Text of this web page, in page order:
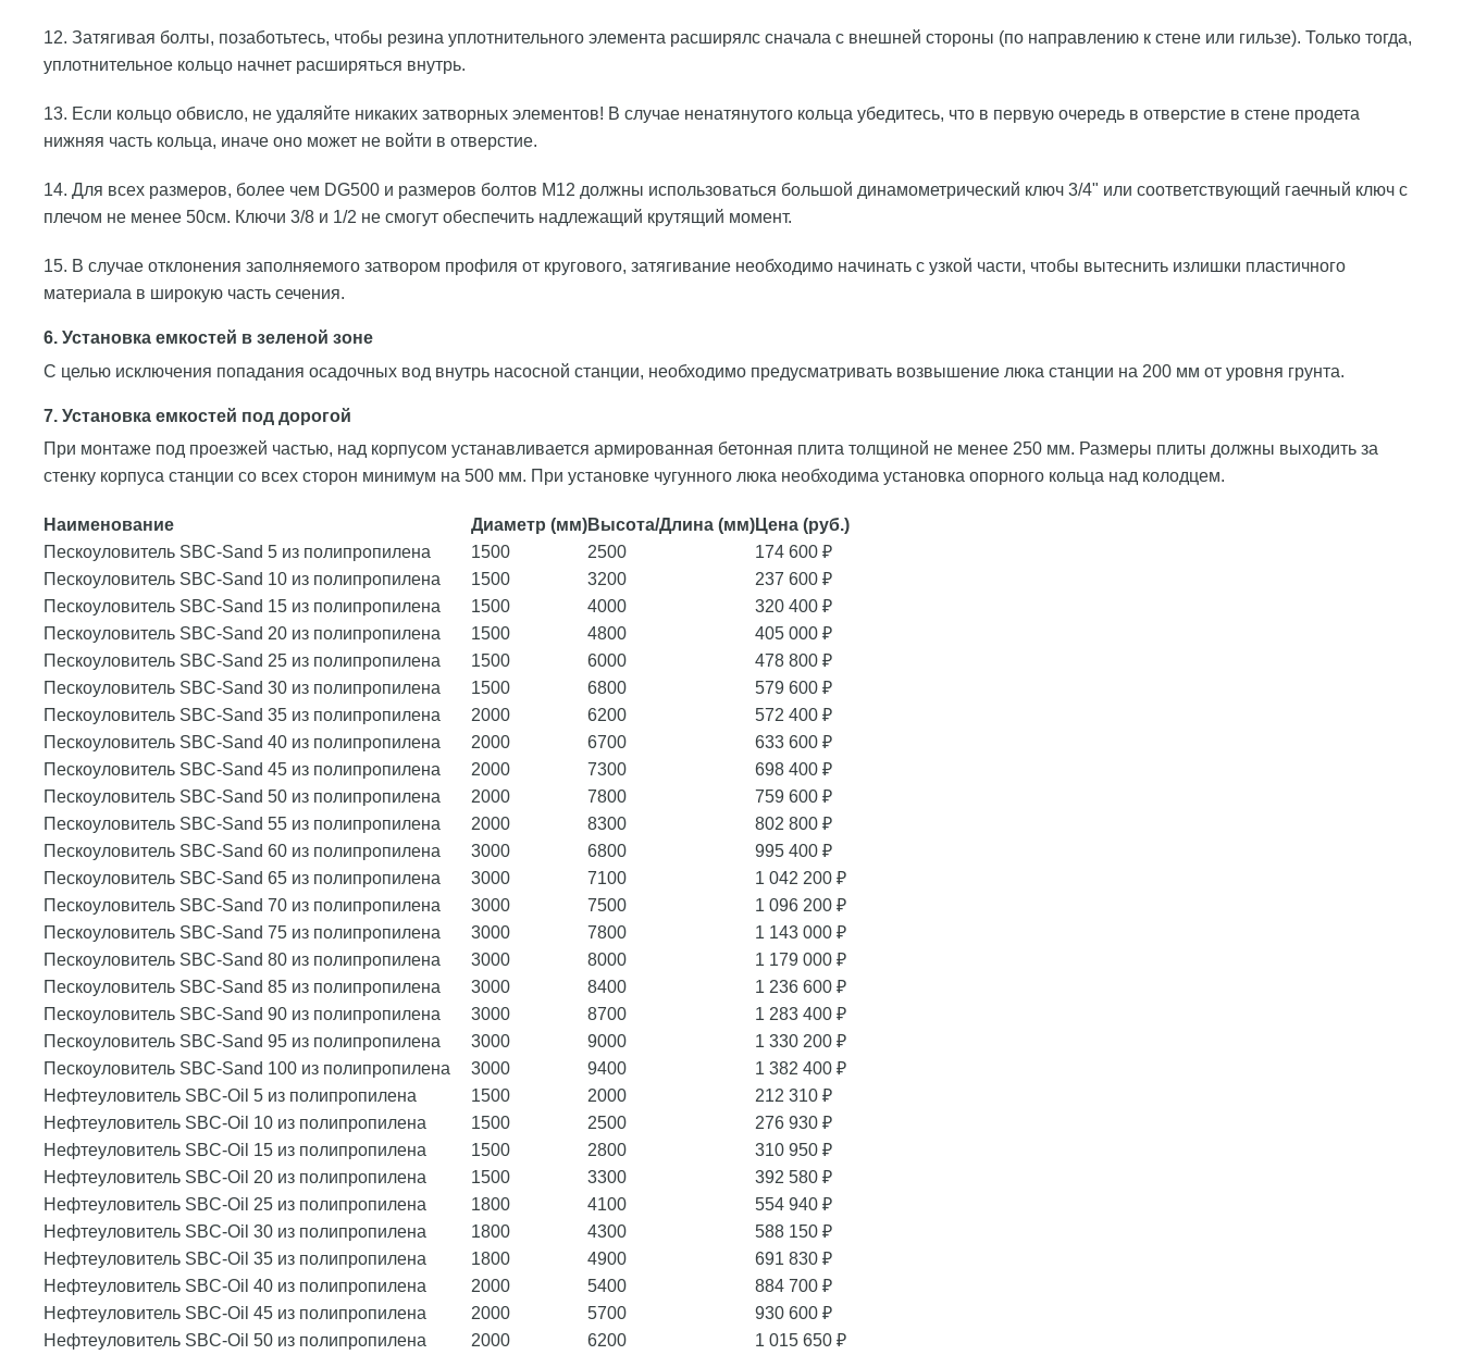
12. Затягивая болты, позаботьтесь, чтобы резина уплотнительного элемента расширялс сначала с внешней стороны (по направлению к стене или гильзе). Только тогда,
уплотнительное кольцо начнет расширяться внутрь.
13. Если кольцо обвисло, не удаляйте никаких затворных элементов! В случае ненатянутого кольца убедитесь, что в первую очередь в отверстие в стене продета
нижняя часть кольца, иначе оно может не войти в отверстие.
14. Для всех размеров, более чем DG500 и размеров болтов М12 должны использоваться большой динамометрический ключ 3/4" или соответствующий гаечный ключ с
плечом не менее 50см. Ключи 3/8 и 1/2 не смогут обеспечить надлежащий крутящий момент.
15. В случае отклонения заполняемого затвором профиля от кругового, затягивание необходимо начинать с узкой части, чтобы вытеснить излишки пластичного
материала в широкую часть сечения.
6. Установка емкостей в зеленой зоне
С целью исключения попадания осадочных вод внутрь насосной станции, необходимо предусматривать возвышение люка станции на 200 мм от уровня грунта.
7. Установка емкостей под дорогой
При монтаже под проезжей частью, над корпусом устанавливается армированная бетонная плита толщиной не менее 250 мм. Размеры плиты должны выходить за
стенку корпуса станции со всех сторон минимум на 500 мм. При установке чугунного люка необходима установка опорного кольца над колодцем.
Наименование Диаметр (мм)Высота/Длина (мм)Цена (руб.)
Пескоуловитель SBC-Sand 5 из полипропилена
1500 2500
174 600 ₽
Пескоуловитель SBC-Sand 10 из полипропилена
1500 3200
237 600 ₽
Пескоуловитель SBC-Sand 15 из полипропилена
1500 4000
320 400 ₽
Пескоуловитель SBC-Sand 20 из полипропилена
1500 4800
405 000 ₽
Пескоуловитель SBC-Sand 25 из полипропилена
1500 6000
478 800 ₽
Пескоуловитель SBC-Sand 30 из полипропилена
1500 6800
579 600 ₽
Пескоуловитель SBC-Sand 35 из полипропилена
2000 6200
572 400 ₽
Пескоуловитель SBC-Sand 40 из полипропилена
2000 6700
633 600 ₽
Пескоуловитель SBC-Sand 45 из полипропилена
2000 7300
698 400 ₽
Пескоуловитель SBC-Sand 50 из полипропилена
2000 7800
759 600 ₽
Пескоуловитель SBC-Sand 55 из полипропилена
2000 8300
802 800 ₽
Пескоуловитель SBC-Sand 60 из полипропилена
3000 6800
995 400 ₽
Пескоуловитель SBC-Sand 65 из полипропилена
3000 7100
1 042 200 ₽
Пескоуловитель SBC-Sand 70 из полипропилена
3000 7500
1 096 200 ₽
Пескоуловитель SBC-Sand 75 из полипропилена
3000 7800
1 143 000 ₽
Пескоуловитель SBC-Sand 80 из полипропилена
3000 8000
1 179 000 ₽
Пескоуловитель SBC-Sand 85 из полипропилена
3000 8400
1 236 600 ₽
Пескоуловитель SBC-Sand 90 из полипропилена
3000 8700
1 283 400 ₽
Пескоуловитель SBC-Sand 95 из полипропилена
3000 9000
1 330 200 ₽
Пескоуловитель SBC-Sand 100 из полипропилена
3000 9400
1 382 400 ₽
Нефтеуловитель SBC-Oil 5 из полипропилена
1500 2000
212 310 ₽
Нефтеуловитель SBC-Oil 10 из полипропилена
1500 2500
276 930 ₽
Нефтеуловитель SBC-Oil 15 из полипропилена
1500 2800
310 950 ₽
Нефтеуловитель SBC-Oil 20 из полипропилена
1500 3300
392 580 ₽
Нефтеуловитель SBC-Oil 25 из полипропилена
1800 4100
554 940 ₽
Нефтеуловитель SBC-Oil 30 из полипропилена
1800 4300
588 150 ₽
Нефтеуловитель SBC-Oil 35 из полипропилена
1800 4900
691 830 ₽
Нефтеуловитель SBC-Oil 40 из полипропилена
2000 5400
884 700 ₽
Нефтеуловитель SBC-Oil 45 из полипропилена
2000 5700
930 600 ₽
Нефтеуловитель SBC-Oil 50 из полипропилена
2000 6200 1 015 650 ₽